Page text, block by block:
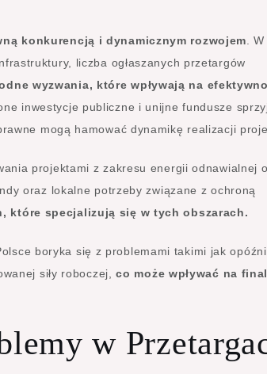
konkurencją i dynamicznym rozwojem . W
liczba ogłaszanych przetargów
wyzwania, które wpływają na
inwestycje publiczne i unijne fundusze
mogą hamować dynamikę realizacji
projektami z zakresu energii odnawialnej
oraz lokalne potrzeby związane z ochroną
które specjalizują się w tych obszarach.
boryka się z problemami takimi jak
siły roboczej,co może wpływać na
w